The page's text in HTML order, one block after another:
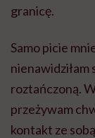
granicę.
Samo picie
nienawidziłam
roztańczoną.
przeżywam
kontakt ze